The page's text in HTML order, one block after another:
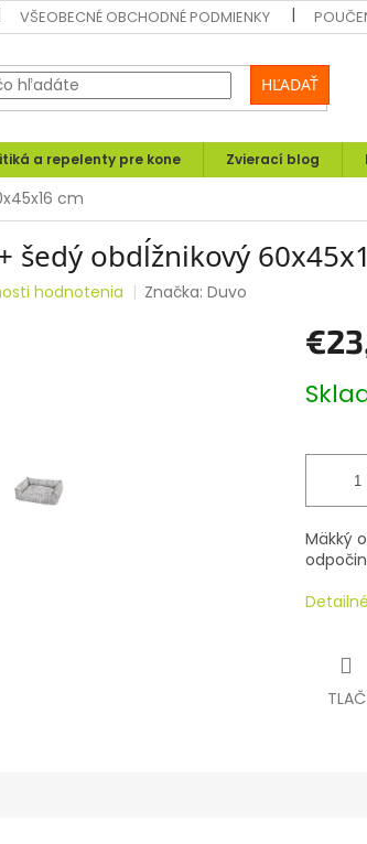
VŠEOBECNÉ OBCHODNÉ PODMIENKY
HĽADAŤ
a repelenty pre kone Zvierací blog
cm
šedý obdĺžnikový
hodnotenia Značka:Duvo
cena:
Mäkký
TLAČ